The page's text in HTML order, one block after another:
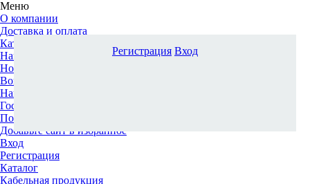
Меню
О компании
Доставка и оплата
Каталог
Наши офисы
Новости и новинки
Вопрос-ответ
Наша команда
Гос. заказчикам
Поставщикам
Добавьте сайт в избранное
Вход
Регистрация
Каталог
Кабельная продукция
Регистрация Вход